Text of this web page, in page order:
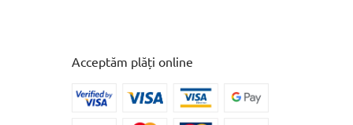
Acceptăm plăți online